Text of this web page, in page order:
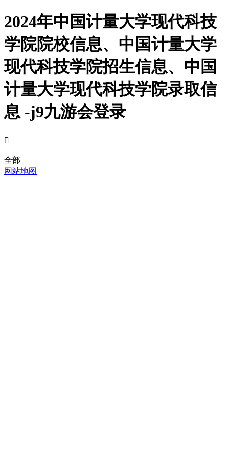
2024年中国计量大学现代科技
学院院校信息、中国计量大学
现代科技学院招生信息、中国
计量大学现代科技学院录取信
息 -j9九游会登录

全部
网站地图